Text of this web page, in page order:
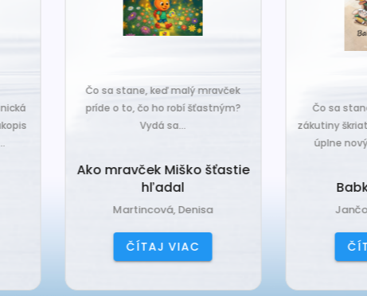
Čo sa stane, keď malý mravček
príde o to, čo ho robí šťastným?
Ako mravček Miško šťastie
Martincová, Denisa
Čo sa stane, keď sa do
zákutiny škriatkov prisťahuje
úplne nový? Babka
Babka Tvorilka
Jančová, Katarína